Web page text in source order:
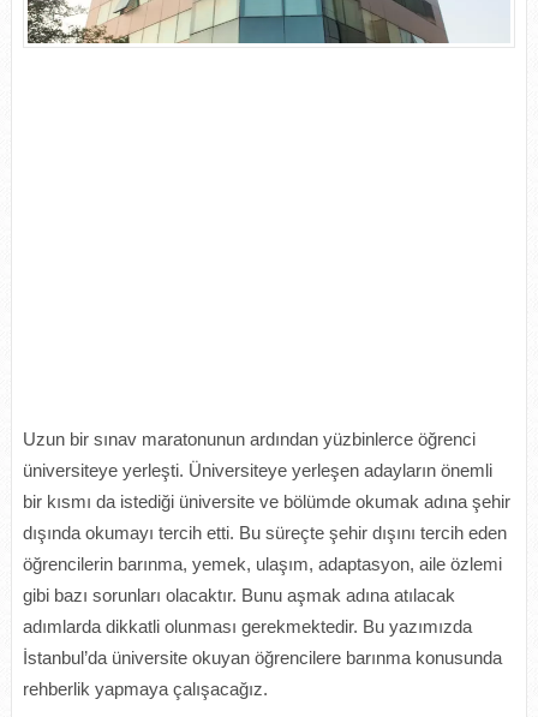
Uzun bir sınav maratonunun ardından yüzbinlerce öğrenci
üniversiteye yerleşti. Üniversiteye yerleşen adayların önemli
bir kısmı da istediği üniversite ve bölümde okumak adına şehir
dışında okumayı tercih etti. Bu süreçte şehir dışını tercih eden
öğrencilerin barınma, yemek, ulaşım, adaptasyon, aile özlemi
gibi bazı sorunları olacaktır. Bunu aşmak adına atılacak
adımlarda dikkatli olunması gerekmektedir. Bu yazımızda
İstanbul’da üniversite okuyan öğrencilere barınma konusunda
rehberlik yapmaya çalışacağız.